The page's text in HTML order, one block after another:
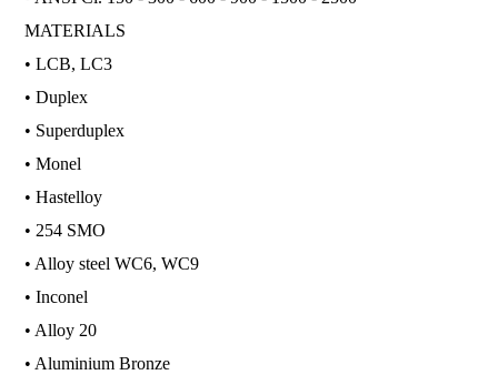
MATERIALS
• LCB, LC3
• Duplex
• Superduplex
• Monel
• Hastelloy
• 254 SMO
• Alloy steel WC6, WC9
• Inconel
• Alloy 20
• Aluminium Bronze